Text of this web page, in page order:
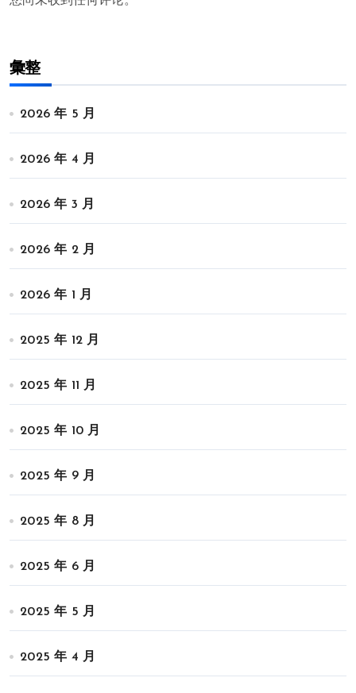
彙整
2026 年 5 月
2026 年 4 月
2026 年 3 月
2026 年 2 月
2026 年 1 月
2025 年 12 月
2025 年 11 月
2025 年 10 月
2025 年 9 月
2025 年 8 月
2025 年 6 月
2025 年 5 月
2025 年 4 月